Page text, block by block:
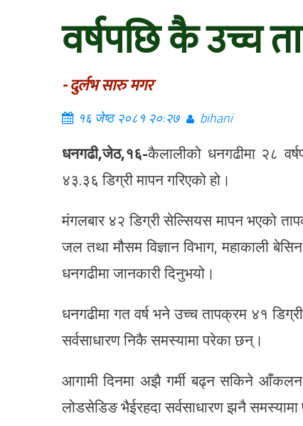
वर्षपछि कै उच्च
- दुर्लभ सारु मगर
१६ जेष्ठ २०८१ २०:२७ bihani
धनगढी,जेठ,१६-कैलालीको धनगढीमा २८
४३.३६ डिग्री मापन गरिएको हो।
मंगलबार ४२ डिग्री सेल्सियस मापन भएको
जल तथा मौसम विज्ञान विभाग, महाकाली
धनगढीमा जानकारी दिनुभयो।
धनगढीमा गत वर्ष भने उच्च तापक्रम ४१
सर्वसाधारण निकै समस्यामा परेका छन्।
आगामी दिनमा अझै गर्मी बढ्न सकिने आँकलन
लोडसेडिङ भैईरहदा सर्वसाधारण झनै